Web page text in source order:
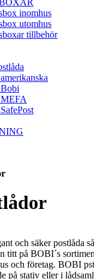
inomhus
utomhus
tillbehör
och säker postlåda
titt på BOBI´s
och företag. BOBI
på stativ eller i